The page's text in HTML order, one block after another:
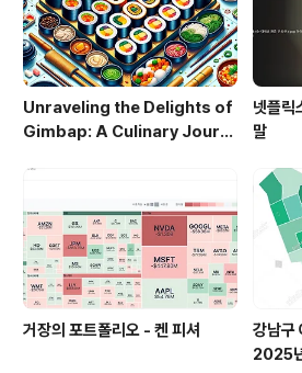
Unraveling the Delights of
Gimbap: A Culinary Journ
넷플릭
말
거장의 포트폴리오 - 켄 피셔
강남구
2025